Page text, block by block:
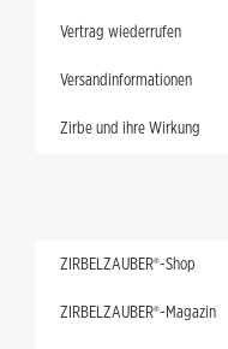
Vertrag wiederrufen
Versandinformationen
Zirbe und ihre Wirkung
ZIRBELZAUBER®-Shop
ZIRBELZAUBER®-Magazin